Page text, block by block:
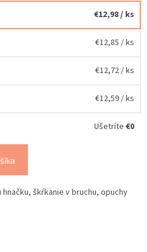
€12,98/ ks
€12,85 / ks
€12,72/ ks
€12,59/ ks
Ušetríte €0
škŕkanie v bruchu, opuchy